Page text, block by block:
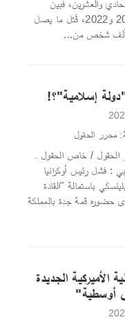
والعشرين، فبين
عامي 2020 و2022، قُتل ما يصل
"دولة إسلامية"؟!
محرر الحقول
/ خاص الحقول ـ
: فشل رئيس أوكرانيا
باستمالة "القادة
حضوره قمة جدة بالمملكة
الأميركية الجديدة
أوسطية"